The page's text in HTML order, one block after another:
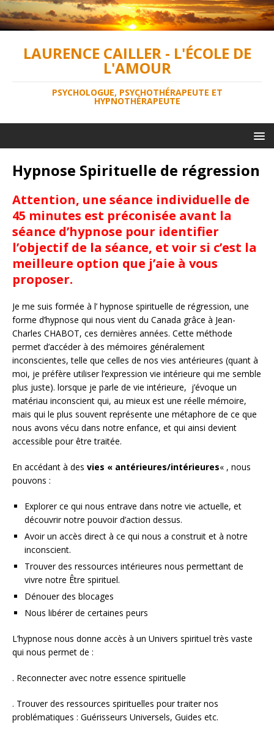
LAURENCE CAILLER - L'ÉCOLE DE
L'AMOUR
PSYCHOLOGUE, PSYCHOTHÉRAPEUTE ET
HYPNOTHÉRAPEUTE
Hypnose Spirituelle de régression
Attention, une séance individuelle de
45 minutes est préconisée avant la
séance d’hypnose pour identifier
l’objectif de la séance, et voir si c’est la
meilleure option que j’aie à vous
proposer.
Je me suis formée à l’ hypnose spirituelle de régression, une
forme d’hypnose qui nous vient du Canada grâce à Jean-
Charles CHABOT, ces dernières années. Cette méthode
permet d’accéder à des mémoires généralement
inconscientes, telle que celles de nos vies antérieures (quant à
moi, je préfère utiliser l’expression vie intérieure qui me semble
plus juste). lorsque je parle de vie intérieure, j’évoque un
matériau inconscient qui, au mieux est une réelle mémoire,
mais qui le plus souvent représente une métaphore de ce que
nous avons vécu dans notre enfance, et qui ainsi devient
accessible pour être traitée.
En accédant à des vies « antérieures/intérieures« , nous
pouvons :
Explorer ce qui nous entrave dans notre vie actuelle, et
découvrir notre pouvoir d’action dessus.
Avoir un accès direct à ce qui nous a construit et à notre
inconscient.
Trouver des ressources intérieures nous permettant de
vivre notre Être spirituel.
Dénouer des blocages
Nous libérer de certaines peurs
L’hypnose nous donne accès à un Univers spirituel très vaste
qui nous permet de :
. Reconnecter avec notre essence spirituelle
. Trouver des ressources spirituelles pour traiter nos
problématiques : Guérisseurs Universels, Guides etc.